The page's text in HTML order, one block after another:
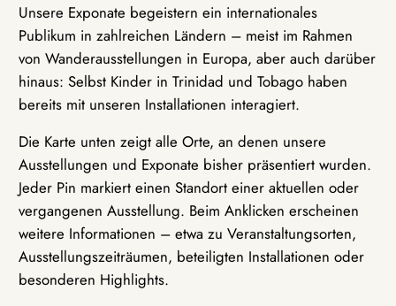
Unsere Exponate begeistern ein internationales
Publikum in zahlreichen Ländern – meist im Rahmen
von Wanderausstellungen in Europa, aber auch darüber
hinaus: Selbst Kinder in Trinidad und Tobago haben
bereits mit unseren Installationen interagiert.
Die Karte unten zeigt alle Orte, an denen unsere
Ausstellungen und Exponate bisher präsentiert wurden.
Jeder Pin markiert einen Standort einer aktuellen oder
vergangenen Ausstellung. Beim Anklicken erscheinen
weitere Informationen – etwa zu Veranstaltungsorten,
Ausstellungszeiträumen, beteiligten Installationen oder
besonderen Highlights.